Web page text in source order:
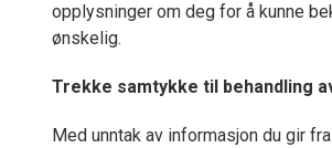
opplysninger om deg for å kunne
ønskelig.
Trekke samtykke til behandling
Med unntak av informasjon du gir